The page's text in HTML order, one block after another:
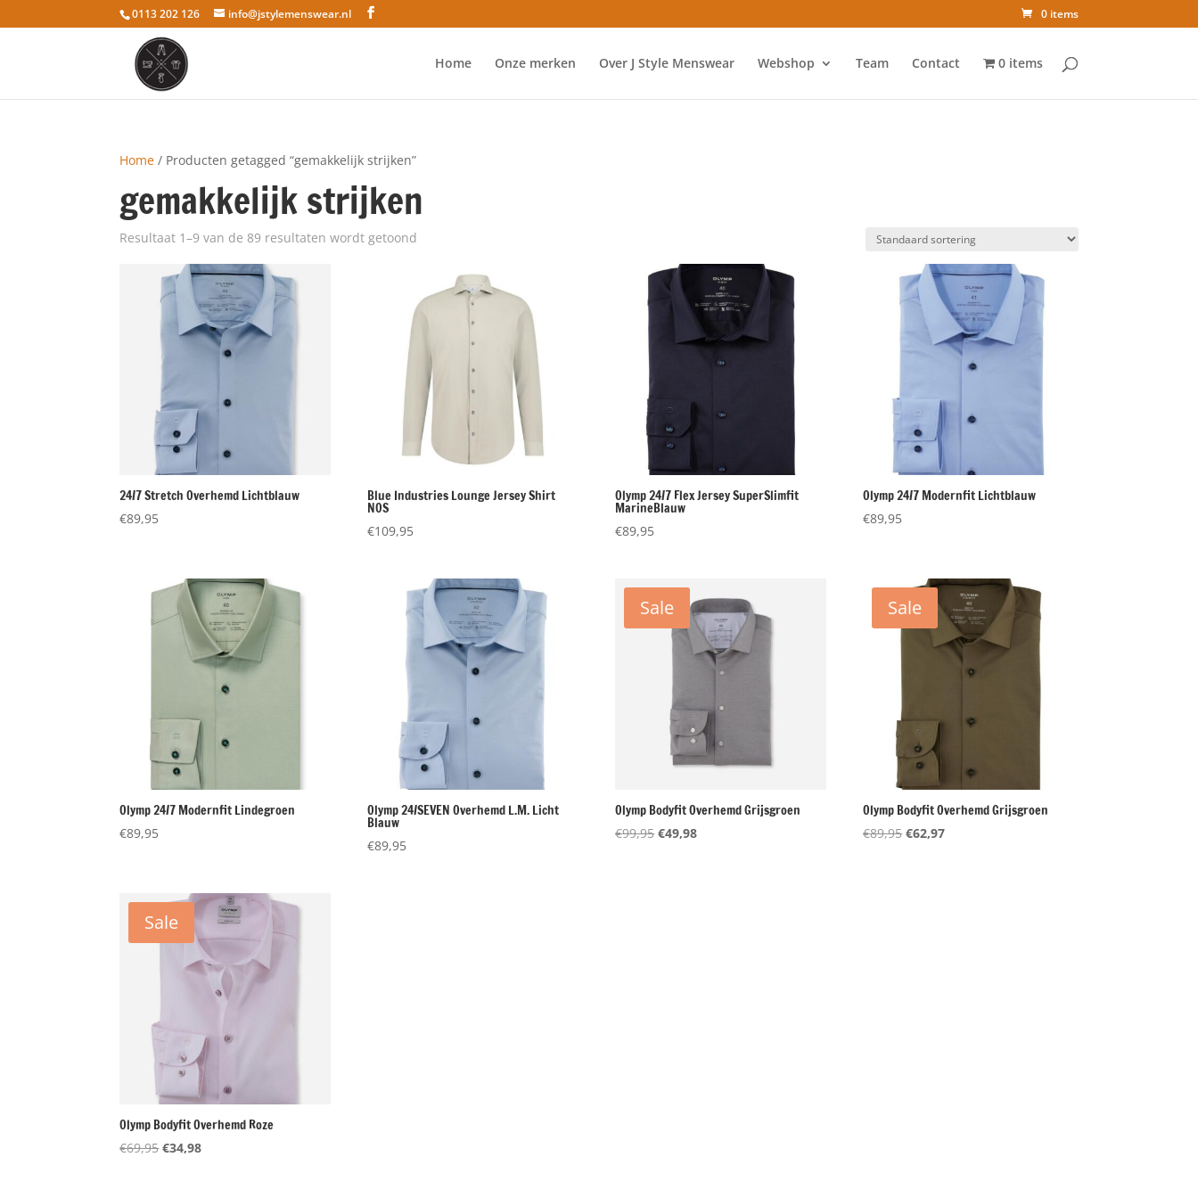
0113 202 126 info@jstylemenswear.nl 0 items
Home Onze merken Over J Style Menswear Webshop Team Contact 0 items
Home / Producten getagged “gemakkelijk strijken”
gemakkelijk strijken
Resultaat 1–9 van de 89 resultaten wordt getoond
24/7 Stretch Overhemd Lichtblauw
€89,95
Blue Industries Lounge Jersey Shirt
NOS
€109,95
Olymp 24/7 Flex Jersey SuperSlimfit
MarineBlauw
€89,95
Olymp 24/7 Modernfit Lichtblauw
€89,95
Olymp 24/7 Modernfit Lindegroen
€89,95
Olymp 24/SEVEN Overhemd L.M. Licht
Blauw
€89,95
Sale
Olymp Bodyfit Overhemd Grijsgroen
€99,95Oorspronkelijke
€49,98Huidige
Sale
Olymp Bodyfit Overhemd Grijsgroen
€89,95 Oorspronkelijke
€62,97Huidige
Sale
Olymp Bodyfit Overhemd Roze
€69,95Oorspronkelijke
€34,98Huidige